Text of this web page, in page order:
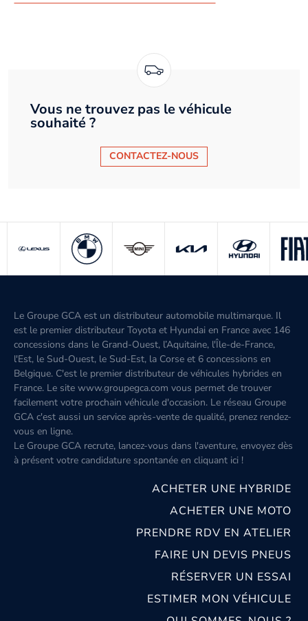
Vous ne trouvez pas le véhicule
souhaité ?
CONTACTEZ-NOUS
Le Groupe GCA est un distributeur automobile multimarque. Il
est le premier distributeur Toyota et Hyundai en France avec 146
concessions dans le Grand-Ouest, l’Aquitaine, l'Île-de-France,
l'Est, le Sud-Ouest, le Sud-Est, la Corse et 6 concessions en
Belgique. C'est le premier distributeur de véhicules hybrides en
France. Le site www.groupegca.com vous permet de trouver
facilement votre prochain véhicule d'occasion. Le réseau Groupe
GCA c'est aussi un service après-vente de qualité, prenez rendez-
vous en ligne.
Le Groupe GCA recrute, lancez-vous dans l'aventure, envoyez dès
à présent votre candidature spontanée en cliquant ici !
ACHETER UNE HYBRIDE
ACHETER UNE MOTO
PRENDRE RDV EN ATELIER
FAIRE UN DEVIS PNEUS
RÉSERVER UN ESSAI
ESTIMER MON VÉHICULE